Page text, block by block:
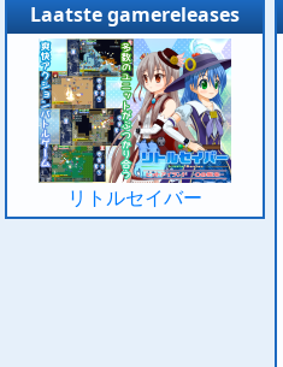
Laatste gamereleases
リトルセイバー